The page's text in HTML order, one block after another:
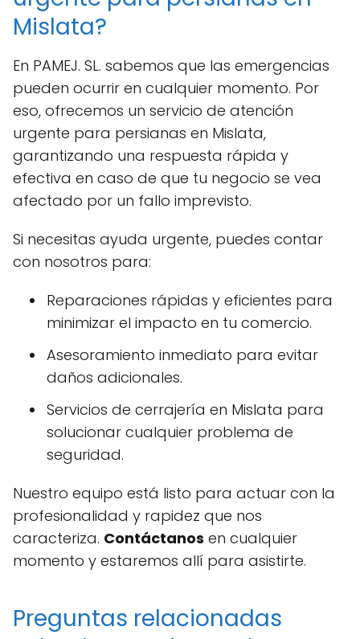
Mislata?
En PAMEJ. SL. sabemos que las emergencias
pueden ocurrir en cualquier momento. Por
eso, ofrecemos un servicio de atención
urgente para persianas en Mislata,
garantizando una respuesta rápida y
efectiva en caso de que tu negocio se vea
afectado por un fallo imprevisto.
Si necesitas ayuda urgente, puedes contar
con nosotros para:
Reparaciones rápidas y eficientes para
minimizar el impacto en tu comercio.
Asesoramiento inmediato para evitar
daños adicionales.
Servicios de cerrajería en Mislata para
solucionar cualquier problema de
seguridad.
Nuestro equipo está listo para actuar con la
profesionalidad y rapidez que nos
caracteriza. Contáctanos en cualquier
momento y estaremos allí para asistirte.
Preguntas relacionadas